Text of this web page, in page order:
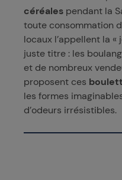
céréales pendant la
toute consommation
locaux l’appellent la «
juste titre : les
et de nombreux
proposent ces
les formes
d’odeurs irrésistibles.